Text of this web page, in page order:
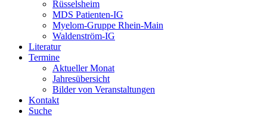
Rüsselsheim
MDS Patienten-IG
Myelom-Gruppe Rhein-Main
Waldenström-IG
Literatur
Termine
Aktueller Monat
Jahresübersicht
Bilder von Veranstaltungen
Kontakt
Suche